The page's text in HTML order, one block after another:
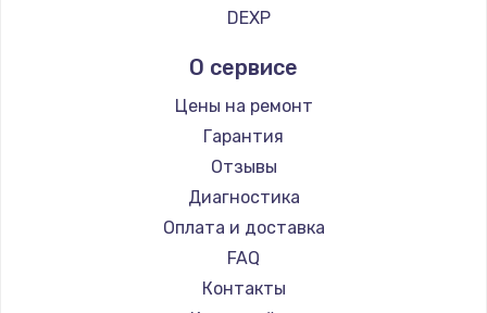
Замена сигнальной лампы
1200 руб.
Заказать
Замена системной платы
1500 руб.
Замена температурного датчика
DEXP
О сервисе
Цены на ремонт
Гарантия
Отзывы
Диагностика
Оплата и доставка
FAQ
Контакты